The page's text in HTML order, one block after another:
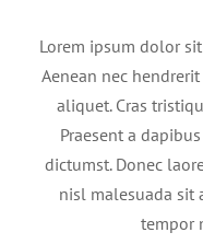
Lorem ipsum dolor
Aenean nec
aliquet. Cras
Praesent a
dictumst. Donec
nisl malesuada sit
tempor